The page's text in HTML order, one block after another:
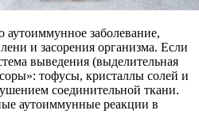
заболевание,
и засорения организма. Если
выведения (выделительная
тофусы, кристаллы солей и
соединительной ткани.
аутоиммунные реакции в